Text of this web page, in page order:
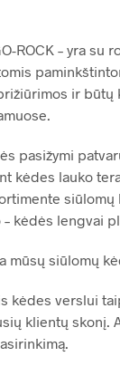
ROCK – yra
ir būtų
pasižymi
kėdes lauko
kėdės lengvai
mūsų siūlomų
kėdes verslui
klientų skonį.